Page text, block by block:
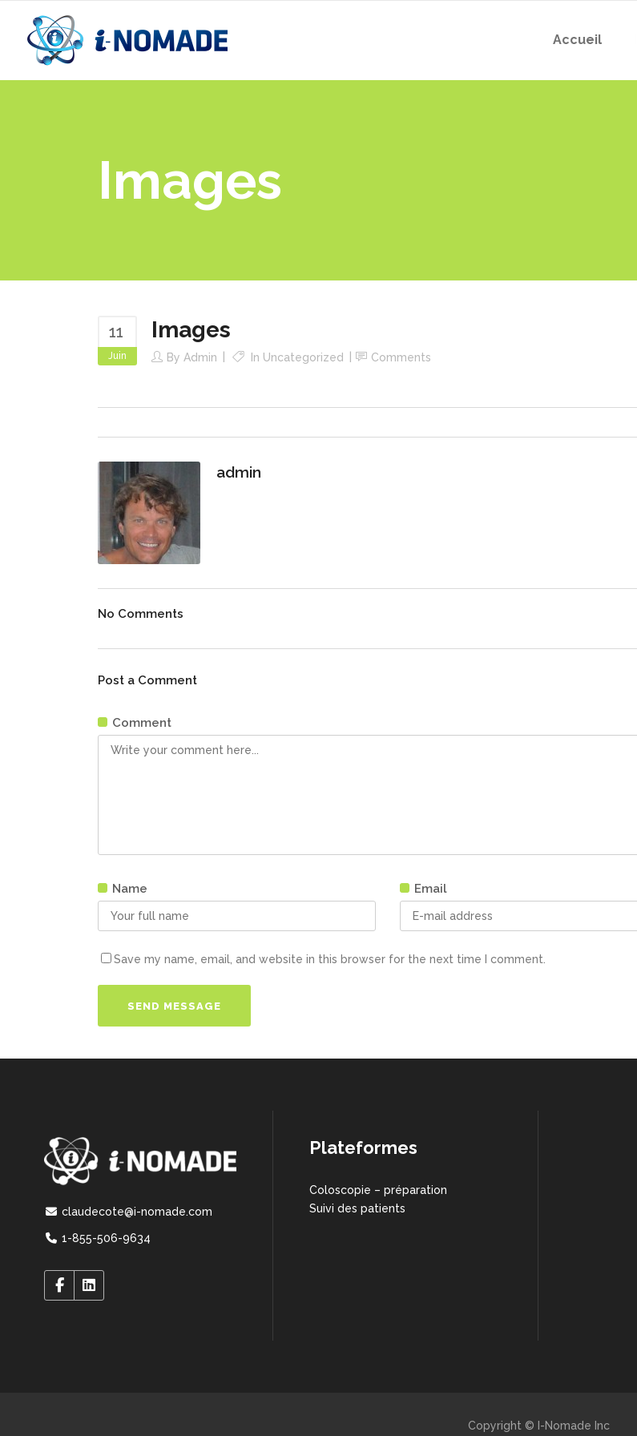
Accueil
Images
11
Juin
Images
By Admin In Uncategorized Comments
admin
No Comments
Post a Comment
Comment
Name Email
Save my name, email, and website in this browser for the next time I comment.
claudecote@i-nomade.com
1-855-506-9634
Plateformes
Coloscopie – préparation
Suivi des patients
Copyright © I-Nomade Inc